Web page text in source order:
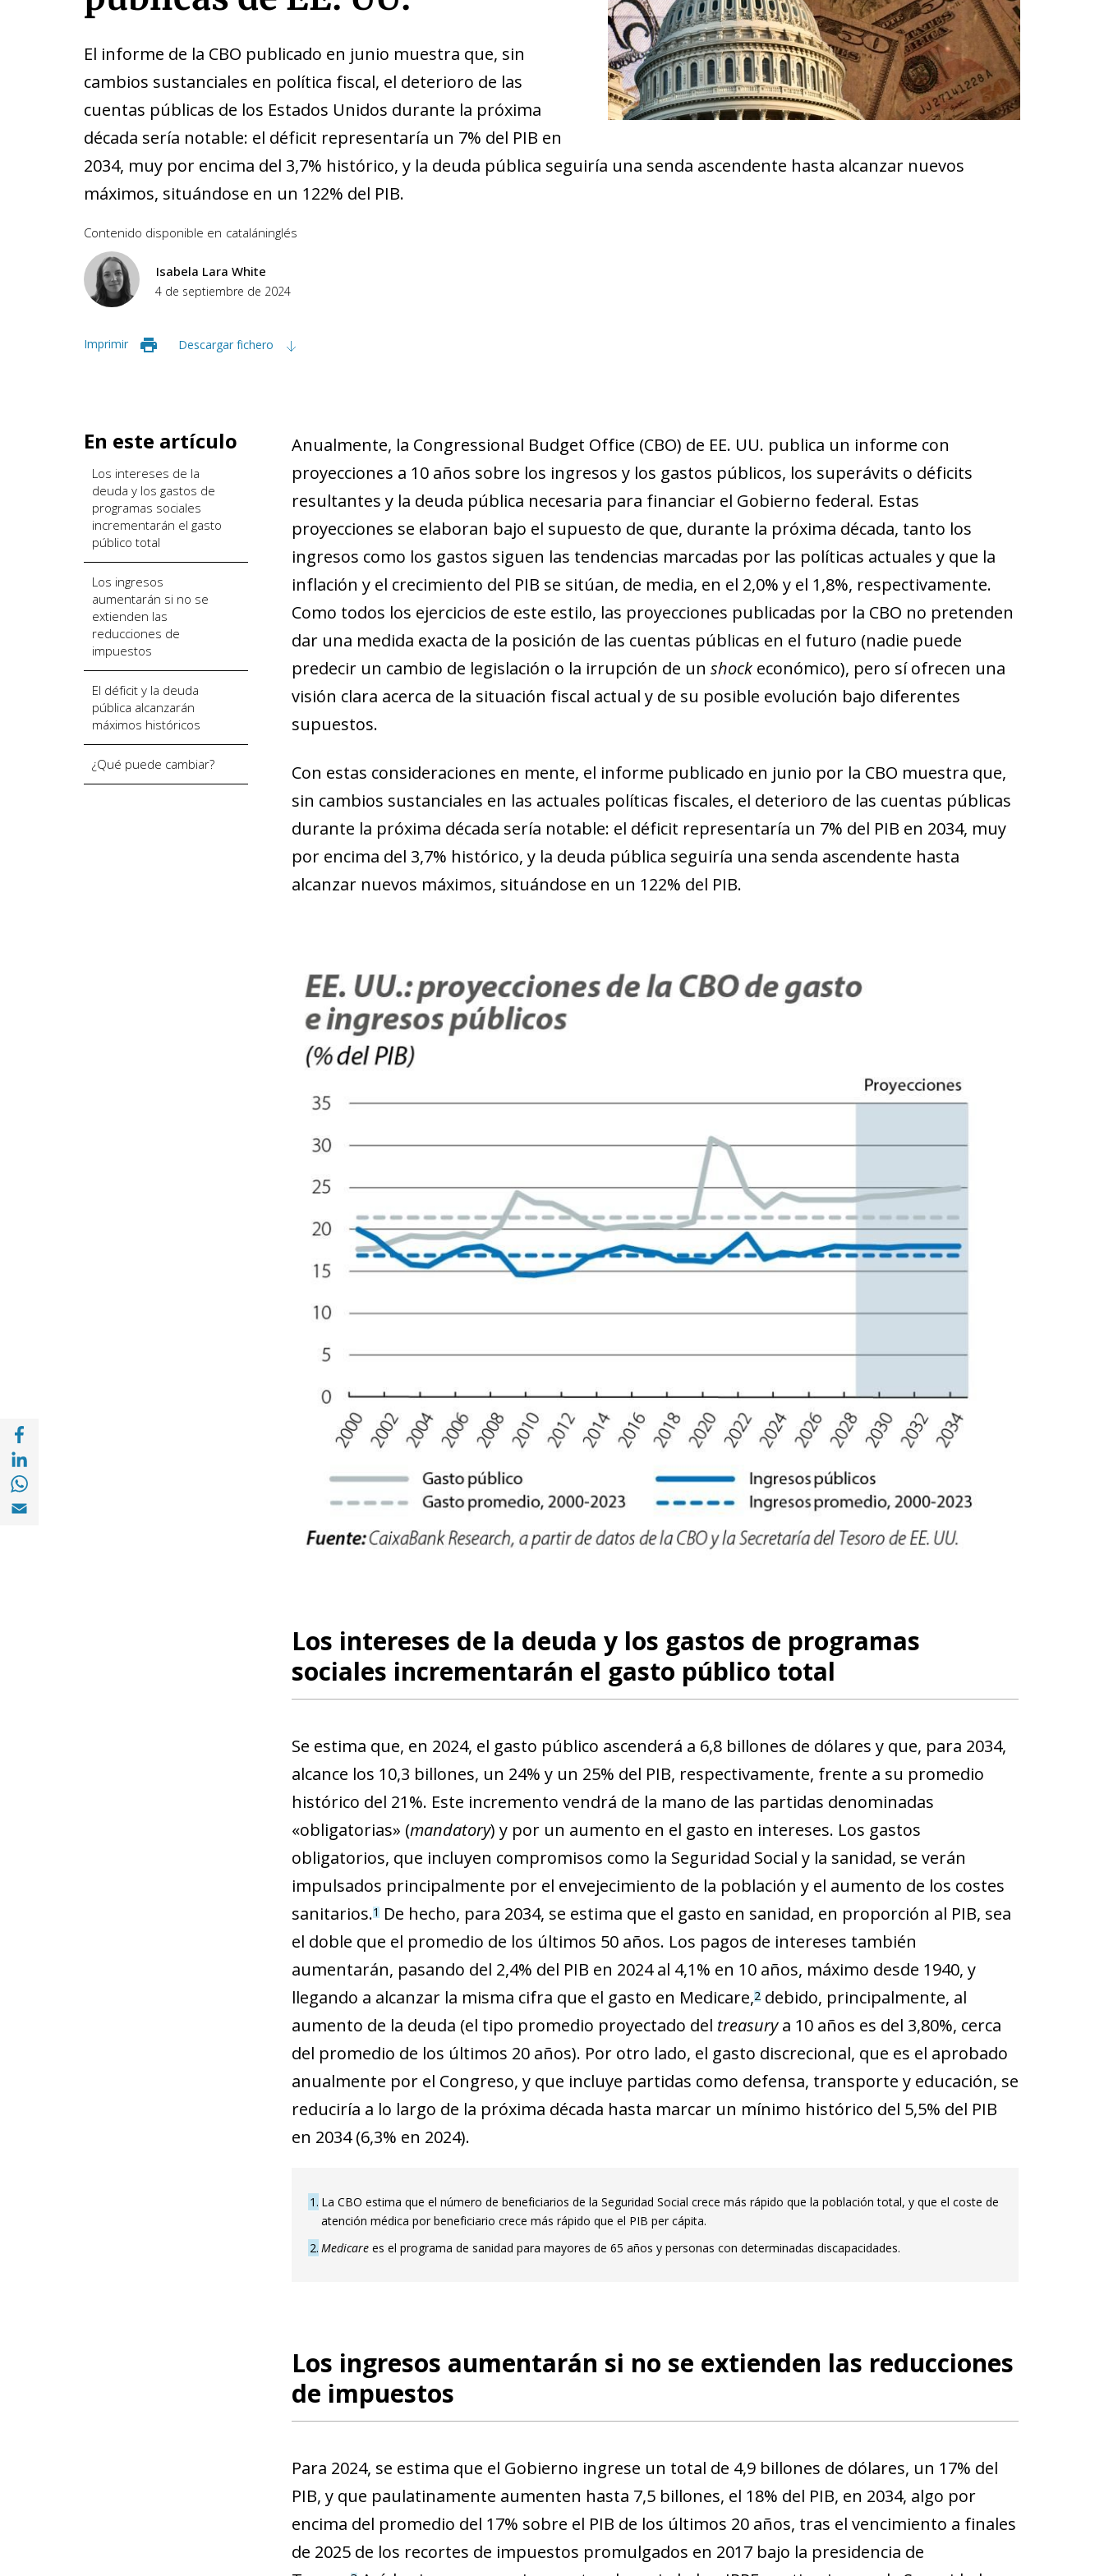
El informe de la CBO publicado en junio muestra que, sin
cambios sustanciales en política fiscal, el deterioro de las
cuentas públicas de los Estados Unidos durante la próxima
década sería notable: el déficit representaría un 7% del PIB en
2034, muy por encima del 3,7% histórico, y la deuda pública seguiría una senda ascendente hasta alcanzar nuevos
máximos, situándose en un 122% del PIB.
Contenido disponible en cataláninglés
Isabela Lara White
4 de septiembre de 2024
Imprimir Descargar fichero
Compartir en Facebook (opens in a new window)
Compartir en with Linkedin (opens in a new window)
Compartir en with Whatsapp (opens in a new window)
Compartir en Email (opens in a new window)
En este artículo
Los intereses de la
deuda y los gastos de
programas sociales
incrementarán el gasto
público total
Los ingresos
aumentarán si no se
extienden las
reducciones de
impuestos
El déficit y la deuda
pública alcanzarán
máximos históricos
¿Qué puede cambiar?
Anualmente, la Congressional Budget Office (CBO) de EE. UU. publica un informe con
proyecciones a 10 años sobre los ingresos y los gastos públicos, los superávits o déficits
resultantes y la deuda pública necesaria para financiar el Gobierno federal. Estas
proyecciones se elaboran bajo el supuesto de que, durante la próxima década, tanto los
ingresos como los gastos siguen las tendencias marcadas por las políticas actuales y que la
inflación y el crecimiento del PIB se sitúan, de media, en el 2,0% y el 1,8%, respectivamente.
Como todos los ejercicios de este estilo, las proyecciones publicadas por la CBO no pretenden
dar una medida exacta de la posición de las cuentas públicas en el futuro (nadie puede
predecir un cambio de legislación o la irrupción de un shock económico), pero sí ofrecen una
visión clara acerca de la situación fiscal actual y de su posible evolución bajo diferentes
supuestos.
Con estas consideraciones en mente, el informe publicado en junio por la CBO muestra que,
sin cambios sustanciales en las actuales políticas fiscales, el deterioro de las cuentas públicas
durante la próxima década sería notable: el déficit representaría un 7% del PIB en 2034, muy
por encima del 3,7% histórico, y la deuda pública seguiría una senda ascendente hasta
alcanzar nuevos máximos, situándose en un 122% del PIB.
Los intereses de la deuda y los gastos de programas
sociales incrementarán el gasto público total
Se estima que, en 2024, el gasto público ascenderá a 6,8 billones de dólares y que, para 2034,
alcance los 10,3 billones, un 24% y un 25% del PIB, respectivamente, frente a su promedio
histórico del 21%. Este incremento vendrá de la mano de las partidas denominadas
«obligatorias» (mandatory) y por un aumento en el gasto en intereses. Los gastos
obligatorios, que incluyen compromisos como la Seguridad Social y la sanidad, se verán
impulsados principalmente por el envejecimiento de la población y el aumento de los costes
sanitarios.1De hecho, para 2034, se estima que el gasto en sanidad, en proporción al PIB, sea
el doble que el promedio de los últimos 50 años. Los pagos de intereses también
aumentarán, pasando del 2,4% del PIB en 2024 al 4,1% en 10 años, máximo desde 1940, y
llegando a alcanzar la misma cifra que el gasto en Medicare,2debido, principalmente, al
aumento de la deuda (el tipo promedio proyectado del treasurya 10 años es del 3,80%, cerca
del promedio de los últimos 20 años). Por otro lado, el gasto discrecional, que es el aprobado
anualmente por el Congreso, y que incluye partidas como de­­fensa, transporte y educación, se
reduciría a lo largo de la próxima década hasta marcar un mínimo histórico del 5,5% del PIB
en 2034 (6,3% en 2024).
1 La CBO estima que el número de beneficiarios de la Seguridad Social crece más rápido que la población total, y que el coste de
atención médica por beneficiario crece más rápido que el PIB per cápita.
2 Medicare es el programa de sanidad para mayores de 65 años y personas con determinadas discapacidades.
Los ingresos aumentarán si no se extienden las reducciones
de impuestos
Para 2024, se estima que el Gobierno ingrese un total de 4,9 billones de dólares, un 17% del
PIB, y que paulatinamente aumenten hasta 7,5 billones, el 18% del PIB, en 2034, algo por
encima del promedio del 17% sobre el PIB de los últimos 20 años, tras el vencimiento a finales
de 2025 de los recortes de impuestos promulgados en 2017 bajo la presidencia de